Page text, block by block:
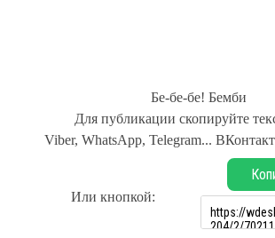
Бе-бе-бе! Бемби
Для публикации скопируйте
Viber, WhatsApp, Telegram...
Или кнопкой: